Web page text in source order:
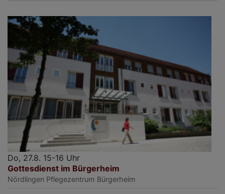
Do, 27.8. 15-16 Uhr
Gottesdienst im Bürgerheim
Nördlingen Pflegezentrum Bürgerheim